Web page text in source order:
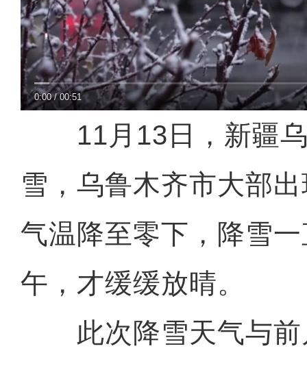
0:00/00:51
11月13日，新疆乌
雪，乌鲁木齐市大部
气温降至零下，降雪
午，才缓缓放晴。
此次降雪天气与前